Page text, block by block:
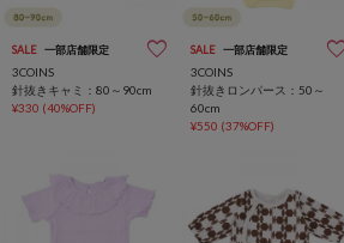
SALE 一部店舗限定
3COINS
針抜きキャミ：80～90cm
¥330 (40%OFF)
SALE 一部店舗限定
3COINS
針抜きロンパース：50～
60cm
¥550 (37%OFF)